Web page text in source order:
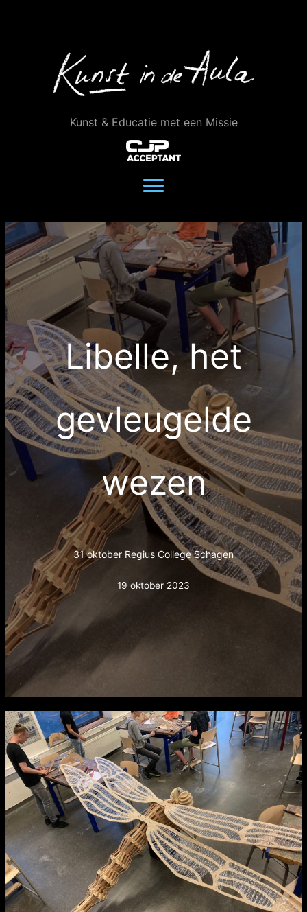
Kunst & Educatie met een Missie
Libelle, het
gevleugelde
wezen
31 oktober Regius College Schagen
19 oktober 2023